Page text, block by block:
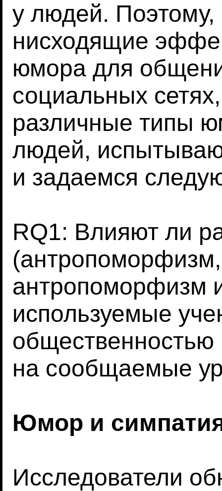
у людей. Поэтому,
нисходящие
юмора для
социальных
различные типы
людей,
и задаемся
RQ1: Влияют ли
антропоморфизм
используемые
общественностью
на сообщаемые
Юмор и
Исследователи